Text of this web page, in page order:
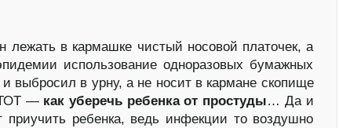
в кармашке чистый носовой платочек, а
использование одноразовых бумажных
выбросил в урну, а не носит в кармане скопище
— как уберечь ребенка от простуды… Да и
приучить ребенка, ведь инфекции то воздушно